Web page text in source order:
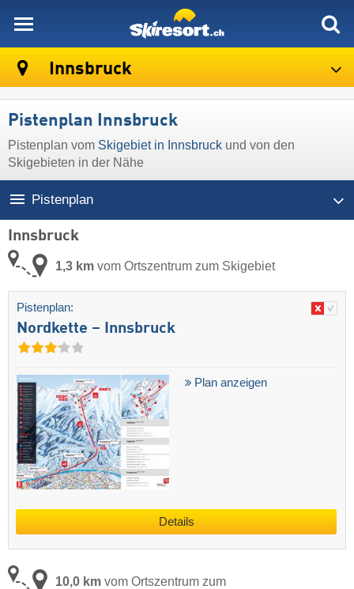
Innsbruck
Pistenplan Innsbruck
Pistenplan vom Skigebiet in Innsbruck und von den
Skigebieten in der Nähe
Pistenplan
Innsbruck
1,3 km vom Ortszentrum zum Skigebiet
Pistenplan:
Nordkette – Innsbruck
Plan anzeigen
Details
10,0 km vom Ortszentrum zum